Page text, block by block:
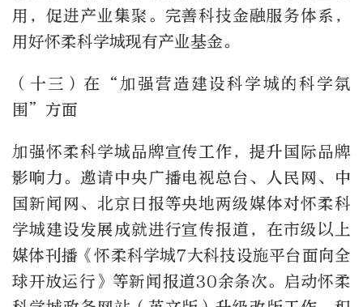
用，促进产业集聚。完善科技金融服务体系，
用好怀柔科学城现有产业基金。
（十三）在“加强营造建设科学城的科学氛
围”方面
加强怀柔科学城品牌宣传工作，提升国际品牌
影响力。邀请中央广播电视总台、人民网、中
国新闻网、北京日报等央地两级媒体对怀柔科
学城建设发展成就进行宣传报道，在市级以上
媒体刊播《怀柔科学城7大科技设施平台面向全
球开放运行》等新闻报道30余条次。启动怀柔